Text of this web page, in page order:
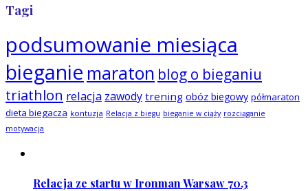
Tagi
podsumowanie miesiąca
bieganie maraton blog o bieganiu
triathlon relacja zawody trening obóz biegowy półmaraton
dieta biegacza kontuzja Relacja z biegu bieganie w ciąży rozciąganie
motywacja
Relacja ze startu w Ironman Warsaw 70.3